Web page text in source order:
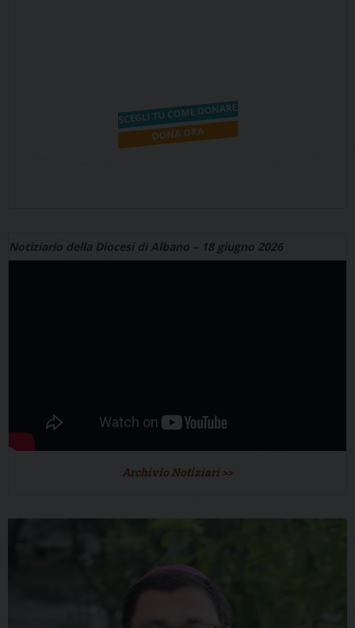
Notiziario della Diocesi di Albano – 18 giugno 2026
Archivio Notiziari >>